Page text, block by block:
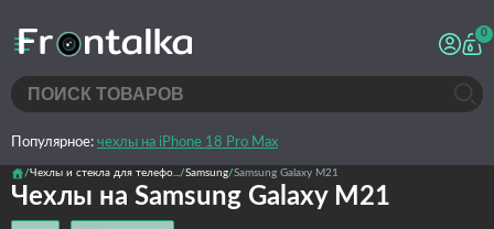
0
Популярное: чехлы на iPhone 18 Pro Max
Чехлы и стекла для телефо... Samsung Samsung Galaxy M21
Чехлы на Samsung Galaxy M21